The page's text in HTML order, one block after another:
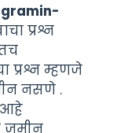
प्रश्न
प्रश्न म्हणजे
नसणे .
आहे
जमीन